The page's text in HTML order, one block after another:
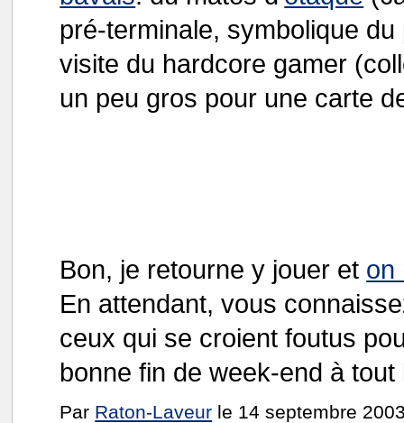
pré-terminale, symbolique
visite du hardcore gamer
un peu gros pour une carte
Bon, je retourne y jouer et on
En attendant, vous
ceux qui se croient foutus
bonne fin de week-end à tout
Par Raton-Laveur le 14 septembre